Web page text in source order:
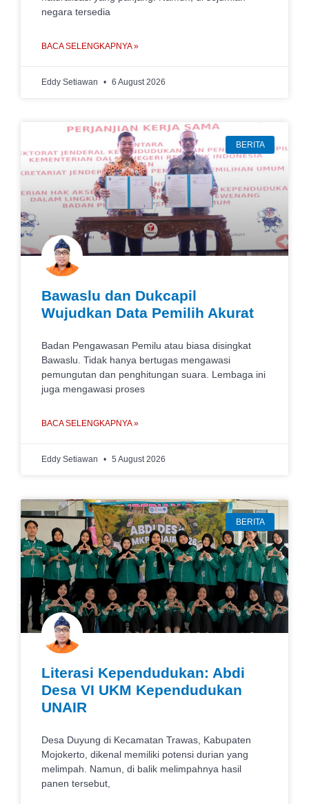
negara tersedia
BACA SELENGKAPNYA »
Eddy Setiawan 6 August 2026
BERITA
Bawaslu dan Dukcapil
Wujudkan Data Pemilih Akurat
Badan Pengawasan Pemilu atau biasa disingkat
Bawaslu. Tidak hanya bertugas mengawasi
pemungutan dan penghitungan suara. Lembaga ini
juga mengawasi proses
BACA SELENGKAPNYA »
Eddy Setiawan 5 August 2026
BERITA
Literasi Kependudukan: Abdi
Desa VI UKM Kependudukan
UNAIR
Desa Duyung di Kecamatan Trawas, Kabupaten
Mojokerto, dikenal memiliki potensi durian yang
melimpah. Namun, di balik melimpahnya hasil
panen tersebut,